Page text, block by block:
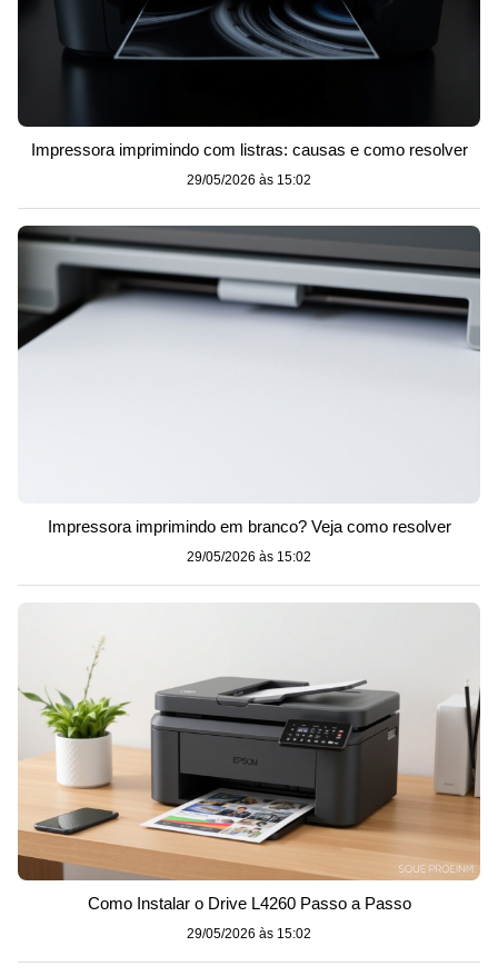
Impressora imprimindo com listras: causas e como resolver
29/05/2026 às 15:02
Impressora imprimindo em branco? Veja como resolver
29/05/2026 às 15:02
Como Instalar o Drive L4260 Passo a Passo
29/05/2026 às 15:02